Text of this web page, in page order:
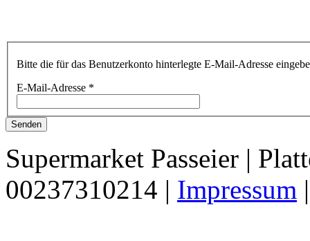
Bitte die für das Benutzerkonto hinterlegte E-Mail-Adresse
E-Mail-Adresse *
Senden
Supermarket Passeier |
00237310214 | Impressum